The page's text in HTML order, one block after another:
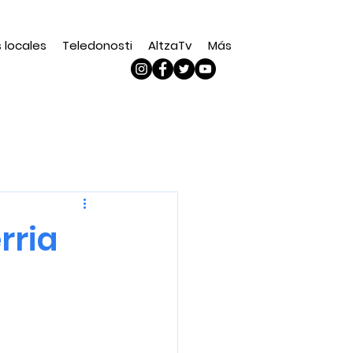
locales Teledonosti AltzaTv Más